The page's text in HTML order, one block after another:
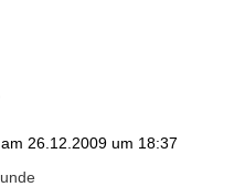
am 26.12.2009 um 18:37